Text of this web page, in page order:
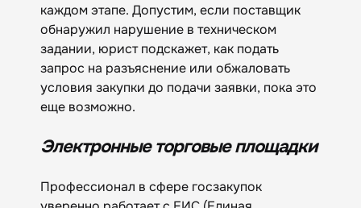
каждом этапе. Допустим, если поставщик
обнаружил нарушение в техническом
задании, юрист подскажет, как подать
запрос на разъяснение или обжаловать
условия закупки до подачи заявки, пока это
еще возможно.
Электронные торговые площадки
Профессионал в сфере госзакупок